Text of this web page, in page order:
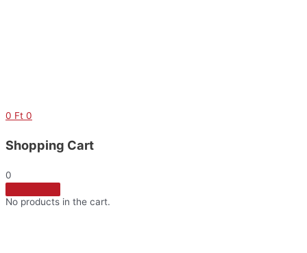
0 Ft 0
Shopping Cart
0
No products in the cart.